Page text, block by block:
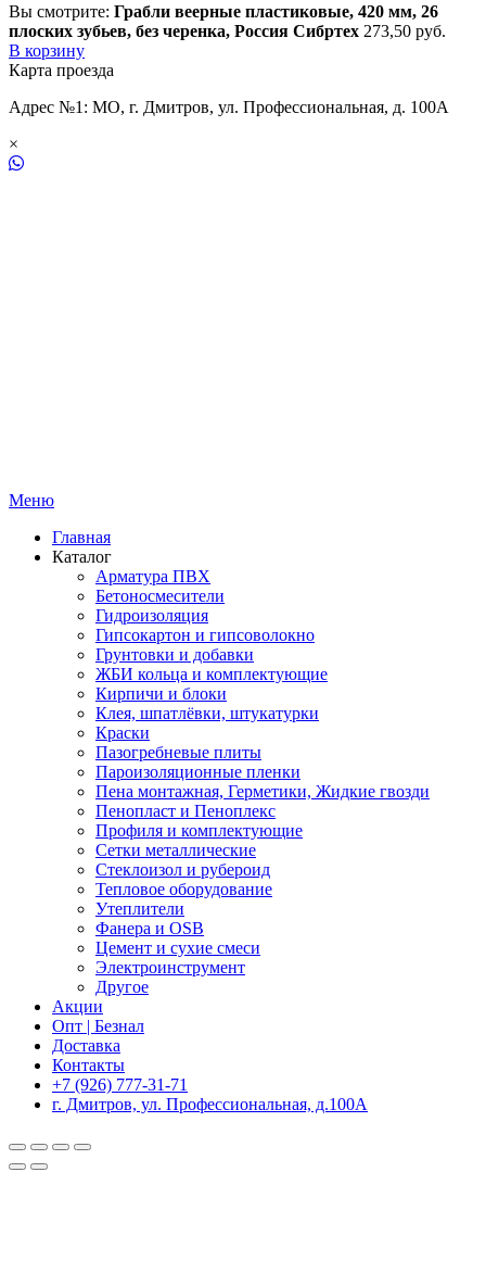
Вы смотрите: Грабли веерные пластиковые, 420 мм, 26
плоских зубьев, без черенка, Россия Сибртех 273,50 руб.
В корзину
Карта проезда
Адрес №1: МО, г. Дмитров, ул. Профессиональная, д. 100А
×
Меню
Главная
Каталог
Арматура ПВХ
Бетоносмесители
Гидроизоляция
Гипсокартон и гипсоволокно
Грунтовки и добавки
ЖБИ кольца и комплектующие
Кирпичи и блоки
Клея, шпатлёвки, штукатурки
Краски
Пазогребневые плиты
Пароизоляционные пленки
Пена монтажная, Герметики, Жидкие гвозди
Пенопласт и Пеноплекс
Профиля и комплектующие
Сетки металлические
Стеклоизол и рубероид
Тепловое оборудование
Утеплители
Фанера и OSB
Цемент и сухие смеси
Электроинструмент
Другое
Акции
Опт | Безнал
Доставка
Контакты
+7 (926) 777-31-71
г. Дмитров, ул. Профессиональная, д.100А